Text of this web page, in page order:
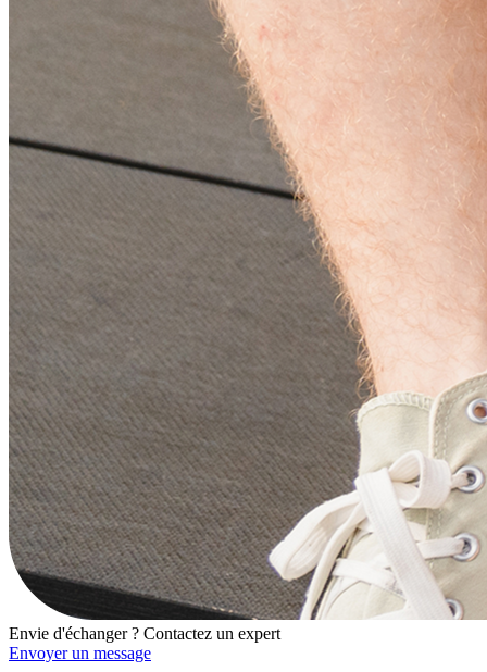
Envie d'échanger ? Contactez un expert
Envoyer un message